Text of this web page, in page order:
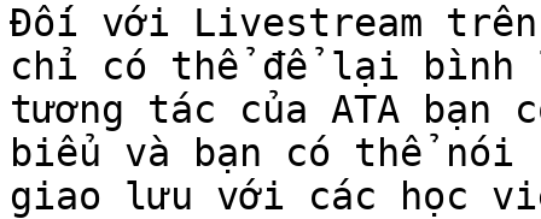
Đối với Livestream trên
chỉ có thể để lại bình
tương tác của ATA
biểu và bạn có thể nói
giao lưu với các học